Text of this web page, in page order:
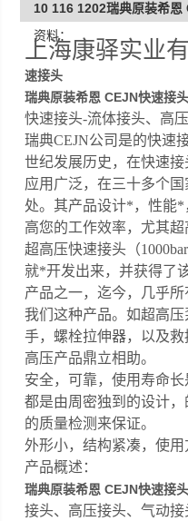
10 116 1202瑞典原装希
资料：
上海康驿实业
速接头
瑞典原装希恩 CEJN快速接
快速接头-流体接头、高
瑞典CEJN公司是的快速
世纪发展历史，在快速接
应用广泛，在三十多个
处。其产品设计*，性能
高您的工作效率，尤其
超高压快速接头（
就*开发出来，并获得了
产品之一，迄今，几乎
我们这种产品。如超高
手，螺栓拉伸器，以及
高压产品鼎立相助。
安全，可靠，使用寿命
都是由周密独到的设计
的质量检测来保证。
外形小，结构紧凑，使用
产品概述：
瑞典原装希恩 CEJN快速接
接头、高压接头、气动接